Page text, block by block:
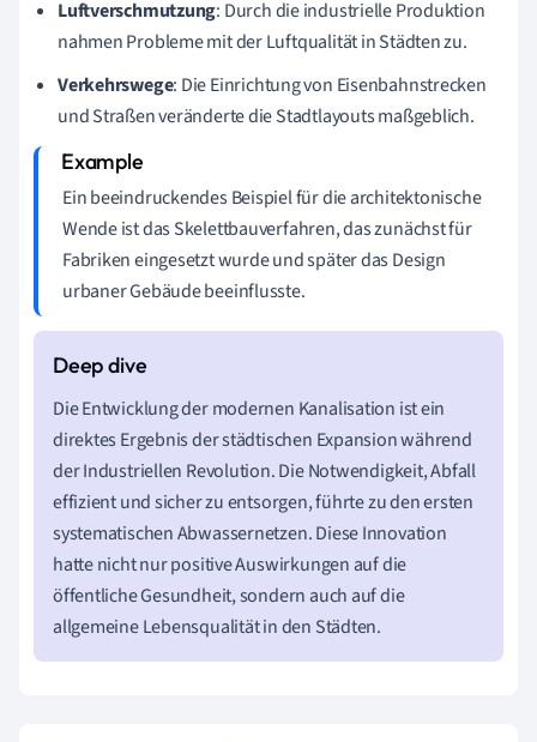
Luftverschmutzung: Durch die industrielle Produktion
nahmen Probleme mit der Luftqualität in Städten zu.
Verkehrswege: Die Einrichtung von Eisenbahnstrecken
und Straßen veränderte die Stadtlayouts maßgeblich.
Ein beeindruckendes Beispiel für die architektonische
Wende ist das Skelettbauverfahren, das zunächst für
Fabriken eingesetzt wurde und später das Design
urbaner Gebäude beeinflusste.
Die Entwicklung der modernen Kanalisation ist ein
direktes Ergebnis der städtischen Expansion während
der Industriellen Revolution. Die Notwendigkeit, Abfall
effizient und sicher zu entsorgen, führte zu den ersten
systematischen Abwassernetzen. Diese Innovation
hatte nicht nur positive Auswirkungen auf die
öffentliche Gesundheit, sondern auch auf die
allgemeine Lebensqualität in den Städten.